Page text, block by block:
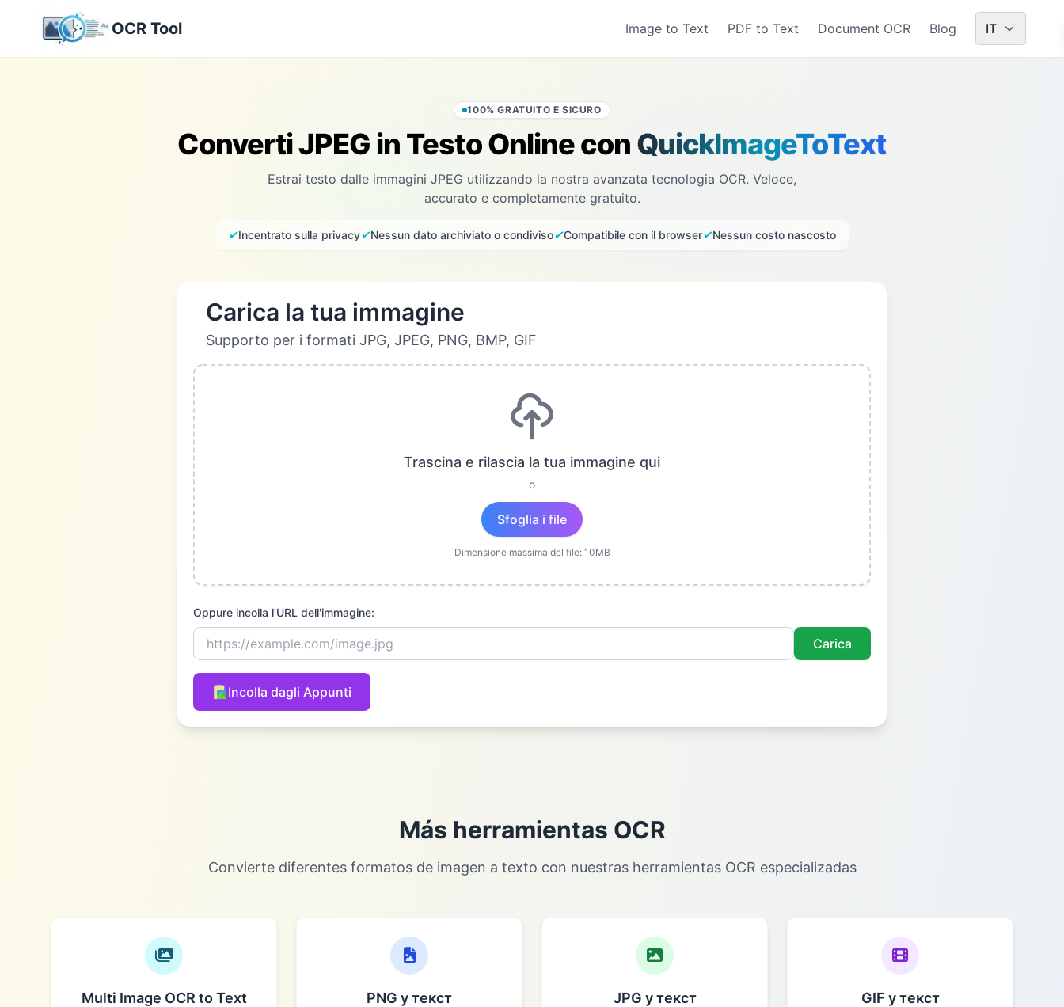
OCR Tool Image to Text PDF to Text Document OCR Blog IT
100% GRATUITO E SICURO
Converti JPEG in Testo Online con QuickImageToText
Estrai testo dalle immagini JPEG utilizzando la nostra avanzata tecnologia OCR. Veloce,
accurato e completamente gratuito.
✔Incentrato sulla privacy✔Nessun dato archiviato o condiviso✔Compatibile con il browser✔Nessun costo nascosto
Carica la tua immagine
Supporto per i formati JPG, JPEG, PNG, BMP, GIF
Trascina e rilascia la tua immagine qui
o
Sfoglia i file
Dimensione massima del file: 10MB
Oppure incolla l'URL dell'immagine:
Carica
Incolla dagli Appunti
Más herramientas OCR
Convierte diferentes formatos de imagen a texto con nuestras herramientas OCR especializadas
Multi Image OCR to Text PNG у текст JPG у текст GIF у текст